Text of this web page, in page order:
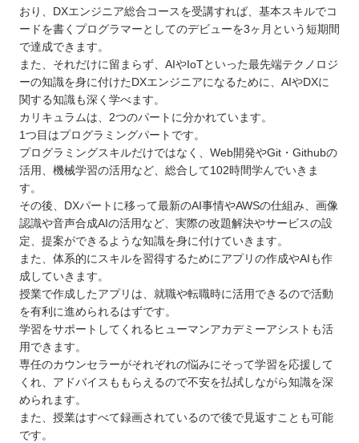
おり、DXエンジニア総合コースを受講すれば、基本スキルでコ
ードを書くプログラマーとしてのデビューを3ヶ月という短期間
で達成できます。
また、それだけに留まらず、AIやIoTといった最先端テクノロジ
ーの知識を身に付けたDXエンジニアになるために、AIやDXに
関する知識も深く学べます。
カリキュラムは、2つのパートに分かれています。
1つ目はプログラミングパートです。
プログラミングスキルだけではなく、Web開発やGit・Githubの
活用、機械学習の活用など、総合して102時間学んでいきま
す。
その後、DXパートに移って最新のAI事情やAWSの仕組み、画像
認識や音声合成AIの活用など、実際の改題解決やサービスの設
定、提案ができるような知識を身に付けていきます。
また、体系的にスキルを習得するためにアプリの作成やAIも作
成していきます。
授業で作成したアプリは、就職や転職時に活用できるので活動
を有利に進められるはずです。
学習をサポートしてくれるヒューマンアカデミーアシストも活
用できます。
専任のカウンセラーがそれぞれの悩みにそって学習を応援して
くれ、アドバイスももらえるので不安を払拭しながら知識を深
められます。
また、授業はすべて録画されているので後で見返すことも可能
です。